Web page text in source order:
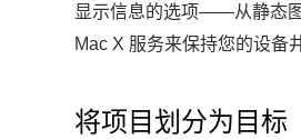
显示信息的选项——从静态
Mac X 服务来保持您的设备
将项目划分为目标